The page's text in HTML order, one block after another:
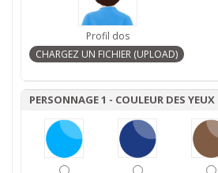
Profil dos
PERSONNAGE 1 - COULEUR DES YEUX